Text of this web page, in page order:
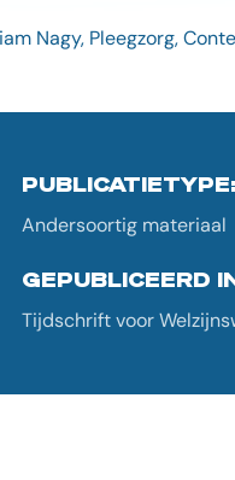
Nagy, Pleegzorg,
PUBLICATIETYPE:
Andersoortig materiaal
GEPUBLICEERD
Tijdschrift voor